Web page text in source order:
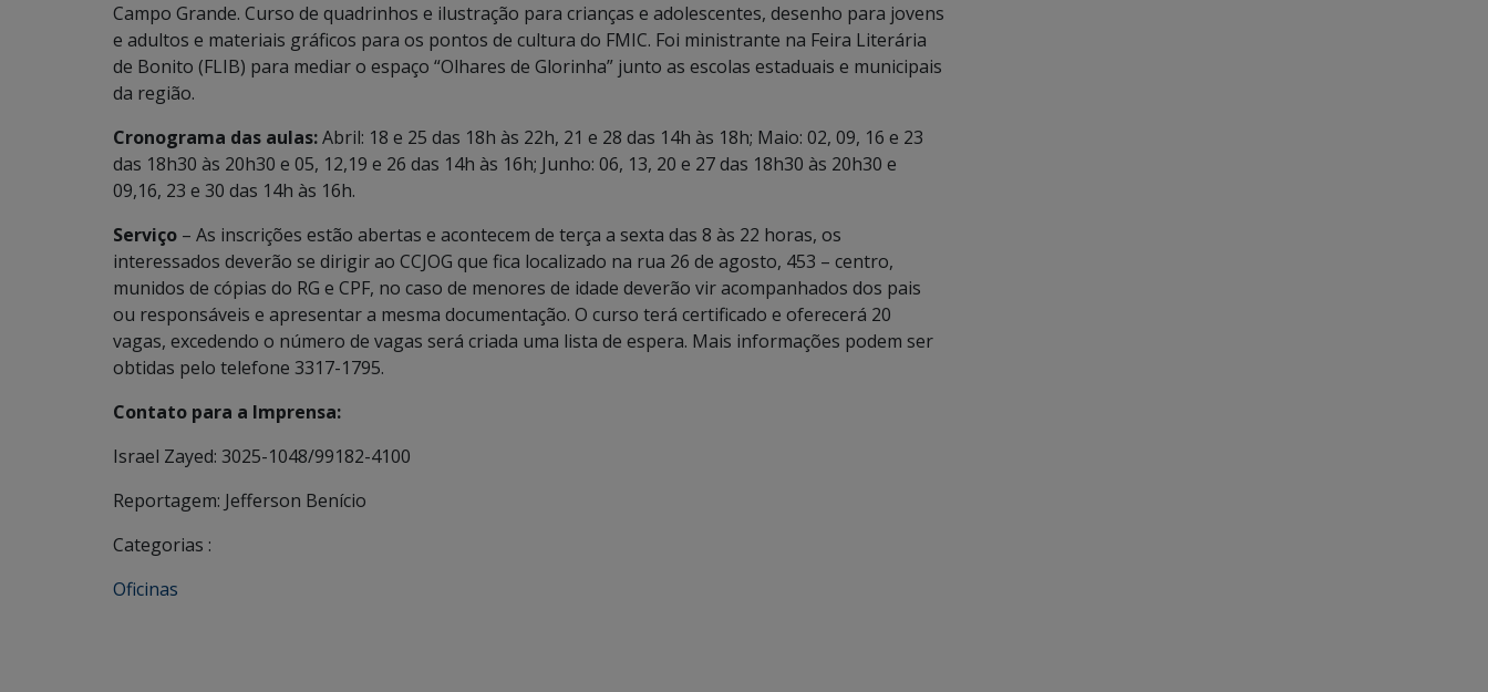
Campo Grande. Curso de quadrinhos e ilustração para crianças e adolescentes, desenho para jovens
e adultos e materiais gráficos para os pontos de cultura do FMIC. Foi ministrante na Feira Literária
de Bonito (FLIB) para mediar o espaço “Olhares de Glorinha” junto as escolas estaduais e municipais
da região.
Cronograma das aulas:Abril: 18 e 25 das 18h às 22h, 21 e 28 das 14h às 18h; Maio: 02, 09, 16 e 23
das 18h30 às 20h30 e 05, 12,19 e 26 das 14h às 16h; Junho: 06, 13, 20 e 27 das 18h30 às 20h30 e
09,16, 23 e 30 das 14h às 16h.
Serviço – As inscrições estão abertas e acontecem de terça a sexta das 8 às 22 horas, os
interessados deverão se dirigir ao CCJOG que fica localizado na rua 26 de agosto, 453 – centro,
munidos de cópias do RG e CPF, no caso de menores de idade deverão vir acompanhados dos pais
ou responsáveis e apresentar a mesma documentação. O curso terá certificado e oferecerá 20
vagas, excedendo o número de vagas será criada uma lista de espera. Mais informações podem ser
obtidas pelo telefone 3317-1795.
Contato para a Imprensa:
Israel Zayed: 3025-1048/99182-4100
Reportagem: Jefferson Benício
Categorias :
Oficinas